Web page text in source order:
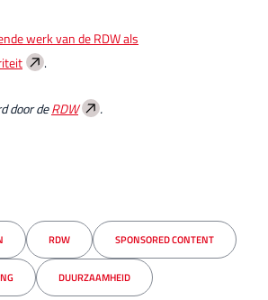
werk van de RDW als
.
door deRDW .
RDW SPONSORED CONTENT
DUURZAAMHEID